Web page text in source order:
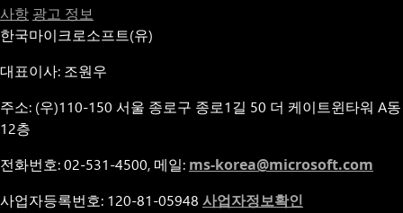
사항 광고 정보
한국마이크로소프트(유)
대표이사: 조원우
주소: (우)110-150 서울 종로구 종로1길 50 더 케이트윈타워 A동
12층
전화번호: 02-531-4500, 메일: ms-korea@microsoft.com
사업자등록번호: 120-81-05948 사업자정보확인